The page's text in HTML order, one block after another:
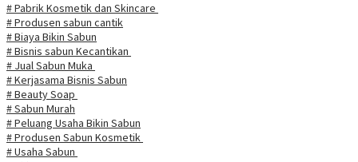
# Pabrik Kosmetik dan Skincare
# Produsen sabun cantik
# Biaya Bikin Sabun
# Bisnis sabun Kecantikan
# Jual Sabun Muka
# Kerjasama Bisnis Sabun
# Beauty Soap
# Sabun Murah
# Peluang Usaha Bikin Sabun
# Produsen Sabun Kosmetik
# Usaha Sabun